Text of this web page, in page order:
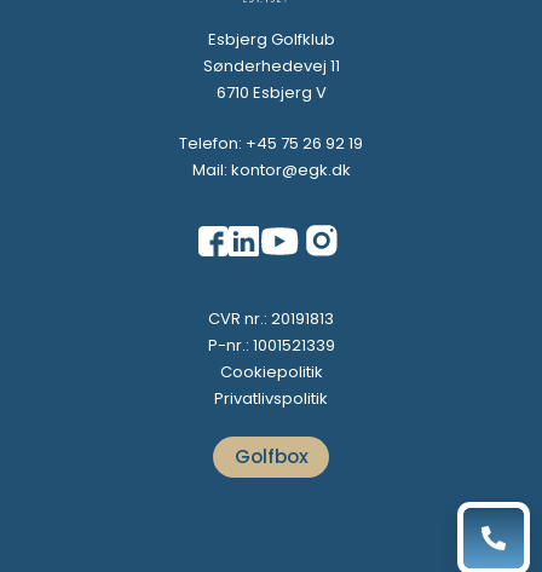
Esbjerg Golfklub
Sønderhedevej 11
6710 Esbjerg V
Telefon: +45 75 26 92 19
Mail: kontor@egk.dk
CVR nr.: 20191813
P-nr.: 1001521339
Cookiepolitik
Privatlivspolitik
Golfbox